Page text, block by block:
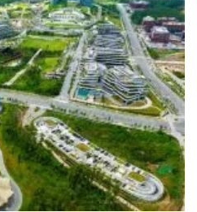
sambut wisatawan